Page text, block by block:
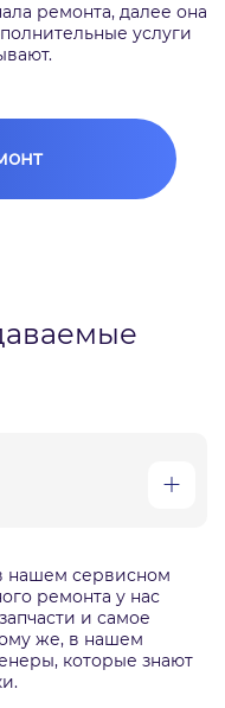
ремонта, далее она
услуги
нашем сервисном
ремонта у нас
и самое
же, в нашем
которые знают